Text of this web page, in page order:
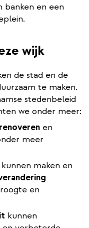
banken en een
wijk
de stad en de
te maken.
stedenbeleid
we onder meer:
en
meer
kunnen maken en
en
kunnen